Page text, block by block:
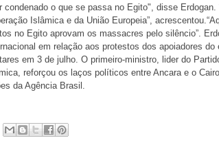
condenado o que se passa no Egito", disse Erdogan.
Islâmica e da União Europeia”,
no Egito aprovam os massacres pelo silêncio”.
em relação aos protestos dos apoiadores
em 3 de julho. O primeiro-ministro, lider do
reforçou os laços políticos entre Ancara e o
da Agência Brasil.